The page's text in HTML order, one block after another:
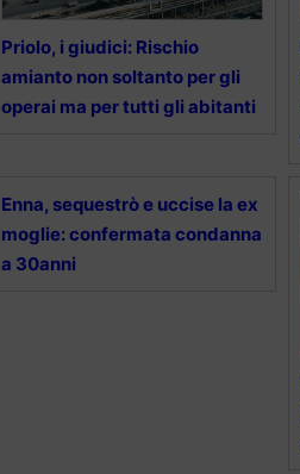
Priolo, i giudici: Rischio
amianto non soltanto per gli
operai ma per tutti gli abitanti
Enna, sequestrò e uccise la ex
moglie: confermata condanna
a 30anni